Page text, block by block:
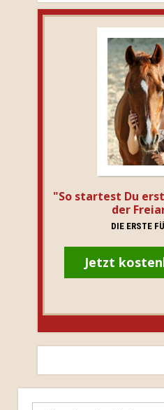
"So startest Du
der
DIE ERSTE
Jetzt